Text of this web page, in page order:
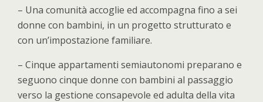
– Una comunità accoglie ed accompagna fino a sei
donne con bambini, in un progetto strutturato e
con un’impostazione familiare.
– Cinque appartamenti semiautonomi preparano e
seguono cinque donne con bambini al passaggio
verso la gestione consapevole ed adulta della vita